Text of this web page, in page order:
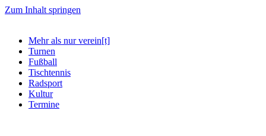
Zum Inhalt springen
Mehr als nur verein[t]
Turnen
Fußball
Tischtennis
Radsport
Kultur
Termine